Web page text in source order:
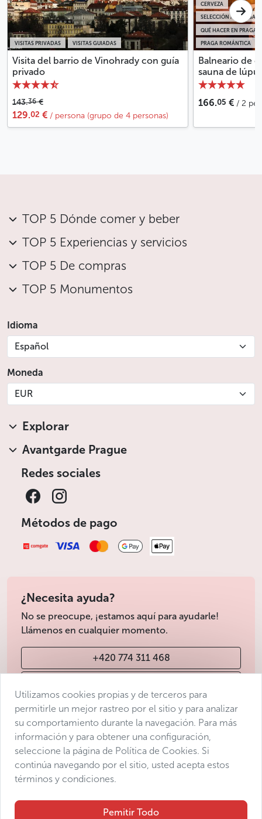
VISITAS PRIVADAS VISITAS GUIADAS
Visita del barrio de Vinohrady con guía
privado
143.36€
129.02 € / persona (grupo de 4 personas)
PRAGA ROMÁNTICA
QUÉ HACER EN PRAGA
SELECCIÓN
CERVEZA
Balneario de
sauna de
166.05 € / 2
TOP 5 Dónde comer y beber
TOP 5 Experiencias y servicios
TOP 5 De compras
TOP 5 Monumentos
Idioma
Español
Moneda
EUR
Explorar
Avantgarde Prague
Redes sociales
Métodos de pago
¿Necesita ayuda?
No se preocupe, ¡estamos aquí para ayudarle!
Llámenos en cualquier momento.
+420 774 311 468
Condiciones de venta
Protección de datos
Declaración de accesibilidad
Manage consent
Utilizamos cookies propias y de terceros para
permitirle un mejor rastreo por el sitio y para analizar
su comportamiento durante la navegación. Para más
información y para obtener una configuración,
seleccione la página de Política de Cookies. Si
continúa navegando por el sitio, usted acepta estos
términos y condiciones.
Pemitir Todo